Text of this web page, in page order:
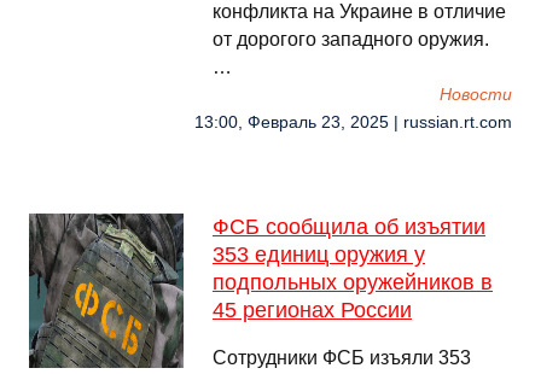
конфликта на Украине в отличие
от дорогого западного оружия.
…
Новости
13:00, Февраль 23, 2025 | russian.rt.com
ФСБ сообщила об изъятии
353 единиц оружия у
подпольных оружейников в
45 регионах России
Сотрудники ФСБ изъяли 353